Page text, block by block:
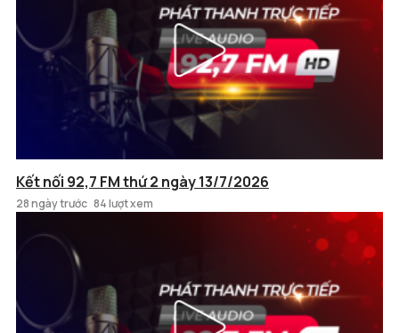
Kết nối 92,7 FM thứ 2 ngày 13/7/2026
28 ngày trước 84 lượt xem